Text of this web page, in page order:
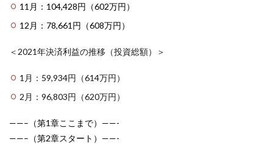
11月：104,428円（602万円）
12月：78,661円（608万円）
＜2021年決済利益の推移（投資総額）＞
1月：59,934円（614万円）
2月：96,803円（620万円）
——–（第1章ここまで）——-
——–（第2章スタート）——-